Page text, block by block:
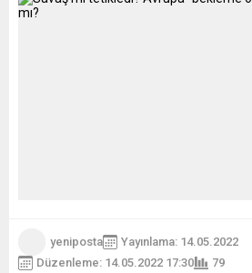
yeniposta
Yayınlama: 14.05.2022
Düzenleme: 14.05.2022 17:30
79